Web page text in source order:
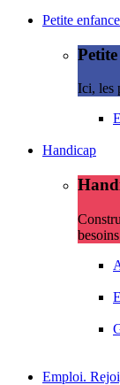
Petite enfance
Ici, les
Handicap
Emploi.